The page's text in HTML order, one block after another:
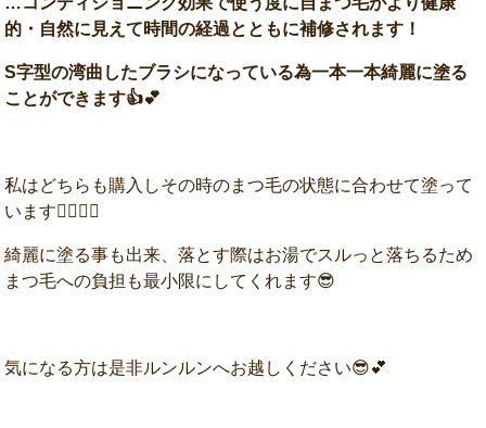
的・自然に見えて時間の経過とともに補修されます！
S字型の湾曲したブラシになっている為一本一本綺麗に塗る
ことができます👍💕
私はどちらも購入しその時のまつ毛の状態に合わせて塗って
います☝🏻☝🏻
綺麗に塗る事も出来、落とす際はお湯でスルっと落ちるため
まつ毛への負担も最小限にしてくれます😎
気になる方は是非ルンルンへお越しください😎💕